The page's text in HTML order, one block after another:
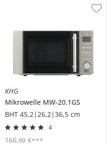
KHG
Mikrowelle MW-20.1GS
BHT 45,2|26,2|36,5 cm
4
166,99 €***